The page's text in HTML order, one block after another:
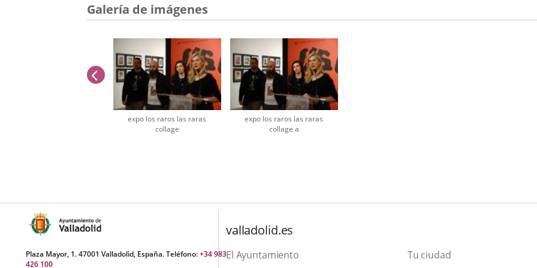
externa.
Galería de imágenes
expo los raros las raras
collage
expo los raros las raras
collage a
anterior
Plaza Mayor, 1. 47001 Valladolid, España. Teléfono:+34 983
426 100
valladolid.es
El Ayuntamiento
Tu ciudad